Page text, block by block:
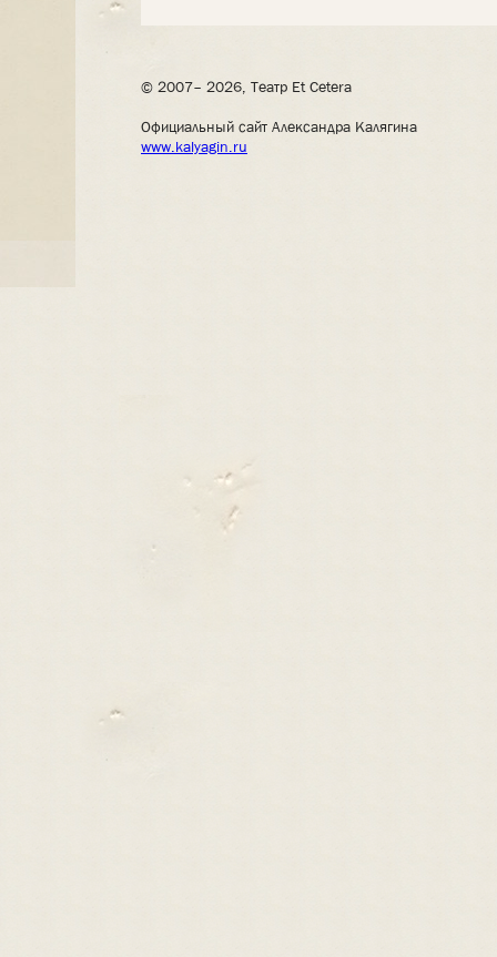
© 2007– 2026, Театр Et Cetera
Официальный сайт Александра Калягина
www.kalyagin.ru